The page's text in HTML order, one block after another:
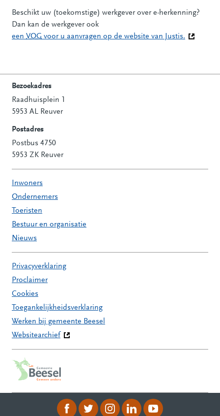
Beschikt uw (toekomstige) werkgever over e-herkenning?
Dan kan de werkgever ook
een VOG voor u aanvragen op de website van Justis. (Deze
Contactinformatie
Bezoekadres
Raadhuisplein 1
5953 AL Reuver
Postadres
Postbus 4750
5953 ZK Reuver
Inwoners
Ondernemers
Toeristen
Bestuur en organisatie
Nieuws
Privacyverklaring
Proclaimer
Cookies
Toegankelijkheidsverklaring
Werken bij gemeente Beesel
Websitearchief